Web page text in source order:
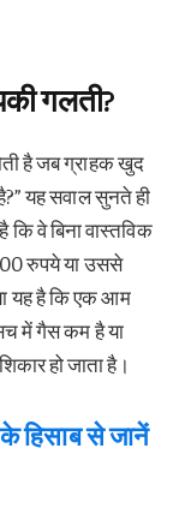
गलती?
है जब ग्राहक खुद
यह सवाल सुनते ही
वे बिना वास्तविक
रुपये या उससे
यह है कि एक आम
में गैस कम है या
हो जाता है।
हिसाब से जानें